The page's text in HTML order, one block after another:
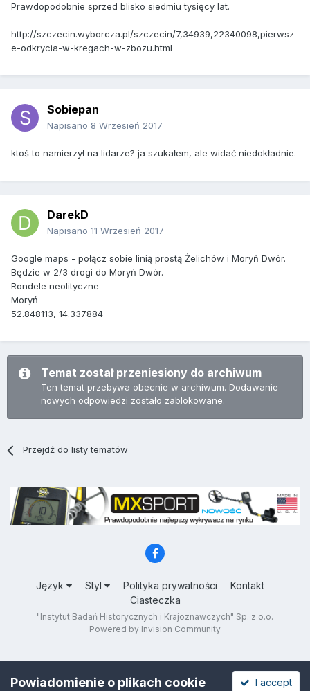
Prawdopodobnie sprzed blisko siedmiu tysięcy lat.
http://szczecin.wyborcza.pl/szczecin/7,34939,22340098,pierwsz
e-odkrycia-w-kregach-w-zbozu.html
Sobiepan
Napisano 8 Wrzesień 2017
ktoś to namierzył na lidarze? ja szukałem, ale widać niedokładnie.
DarekD
Napisano 11 Wrzesień 2017
Google maps - połącz sobie linią prostą Żelichów i Moryń Dwór.
Będzie w 2/3 drogi do Moryń Dwór.
Rondele neolityczne
Moryń
52.848113, 14.337884
Temat został przeniesiony do archiwum
Ten temat przebywa obecnie w archiwum. Dodawanie
nowych odpowiedzi zostało zablokowane.
Przejdź do listy tematów
Język Styl Polityka prywatności
Kontakt
Ciasteczka
"Instytut Badań Historycznych i Krajoznawczych" Sp. z o.o.
Powered by Invision Community
Powiadomienie o plikach cookie I accept